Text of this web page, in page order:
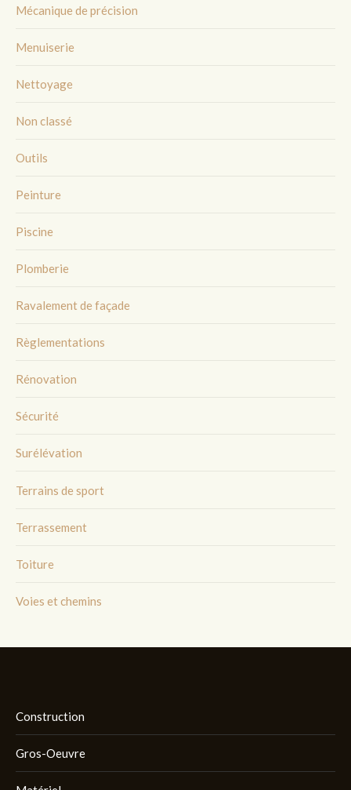
Mécanique de précision
Menuiserie
Nettoyage
Non classé
Outils
Peinture
Piscine
Plomberie
Ravalement de façade
Règlementations
Rénovation
Sécurité
Surélévation
Terrains de sport
Terrassement
Toiture
Voies et chemins
Construction
Gros-Oeuvre